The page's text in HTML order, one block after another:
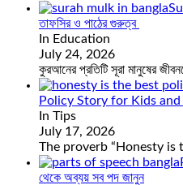
তাফসির ও পাঠের গুরুত্ব
In Education
July 24, 2026
কুরআনের প্রতিটি সূরা মানুষের
Policy Story for Kids
In Tips
July 17, 2026
The proverb “Honesty is
থেকে অব্যয় সব পদ জানুন